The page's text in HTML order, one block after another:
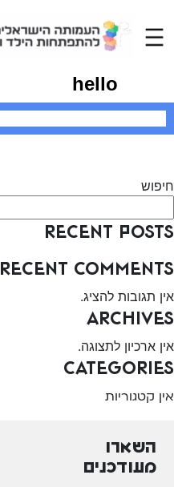
content
hello
חיפוש
Recent Posts
Recent Comments
אין תגובות להציג.
Archives
אין ארכיון לתצוגה.
Categories
אין קטגוריות
השארו
מעודכנים